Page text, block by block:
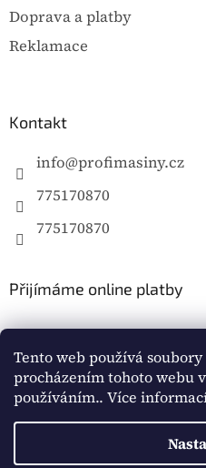
Tento web používá
procházením tohoto webu
používáním.. Více
Doprava a platby
Reklamace
Kontakt
info@profimasiny.cz
775170870
775170870
Přijímáme online platby